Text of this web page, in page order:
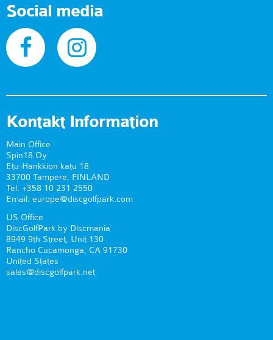
Social media
Kontakt Information
Main Office
Spin18 Oy
Etu-Hankkion katu 18
33700 Tampere, FINLAND
Tel. +358 10 231 2550
Email: europe@discgolfpark.com
US Office
DiscGolfPark by Discmania
8949 9th Street, Unit 130
Rancho Cucamonga, CA 91730
United States
sales@discgolfpark.net